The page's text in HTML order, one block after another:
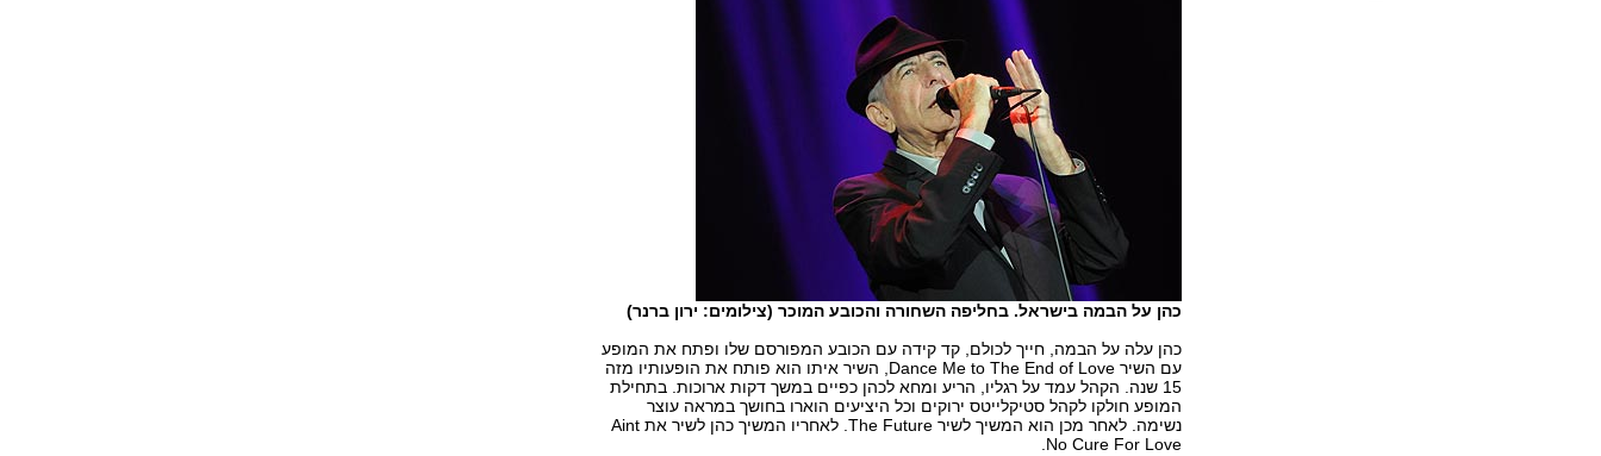
כהן על הבמה בישראל. בחליפה השחורה והכובע המוכר (צילומים: ירון ברנר)
כהן עלה על הבמה, חייך לכולם, קד קידה עם הכובע המפורסם שלו ופתח את המופע
עם השיר Dance Me to The End of Love, השיר איתו הוא פותח את הופעותיו מזה
15 שנה. הקהל עמד על רגליו, הריע ומחא לכהן כפיים במשך דקות ארוכות. בתחילת
המופע חולקו לקהל סטיקלייטס ירוקים וכל היציעים הוארו בחושך במראה עוצר
נשימה. לאחר מכן הוא המשיך לשיר The Future. לאחריו המשיך כהן לשיר את Aint
No Cure For Love.